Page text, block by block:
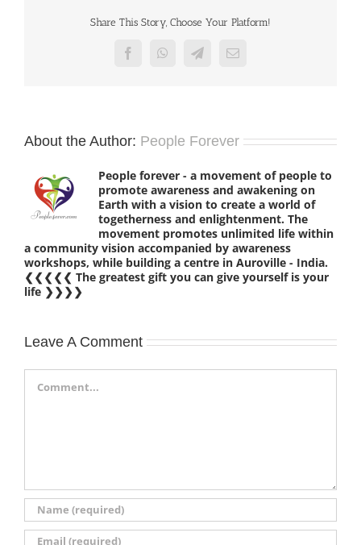
Share This Story, Choose Your Platform!
FacebookWhatsAppTelegramEmail
About the Author: People Forever
People forever - a movement of people to
promote awareness and awakening on
Earth with a vision to create a world of
togetherness and enlightenment. The
movement promotes unlimited life within
a community vision accompanied by awareness
workshops, while building a centre in Auroville - India.
❮❮❮❮❮ The greatest gift you can give yourself is your
life ❯❯❯❯
Leave A Comment
Comment